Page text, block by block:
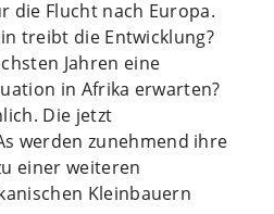
die Flucht nach Europa.
treibt die Entwicklung?
Jahren eine
in Afrika erwarten?
Die jetzt
werden zunehmend ihre
einer weiteren
Kleinbauern